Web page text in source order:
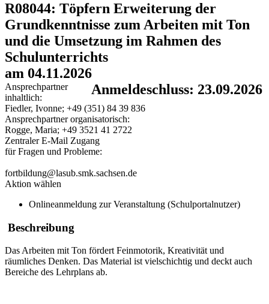
R08044: Töpfern Erweiterung der
Grundkenntnisse zum Arbeiten mit Ton
und die Umsetzung im Rahmen des
Schulunterrichts
am 04.11.2026
Anmeldeschluss: 23.09.2026
Ansprechpartner
inhaltlich:
Fiedler, Ivonne; +49 (351) 84 39 836
Ansprechpartner organisatorisch:
Rogge, Maria; +49 3521 41 2722
Zentraler E-Mail Zugang
für Fragen und Probleme:
fortbildung@lasub.smk.sachsen.de
Aktion wählen
Onlineanmeldung zur Veranstaltung (Schulportalnutzer)
Beschreibung
Das Arbeiten mit Ton fördert Feinmotorik, Kreativität und
räumliches Denken. Das Material ist vielschichtig und deckt auch
Bereiche des Lehrplans ab.